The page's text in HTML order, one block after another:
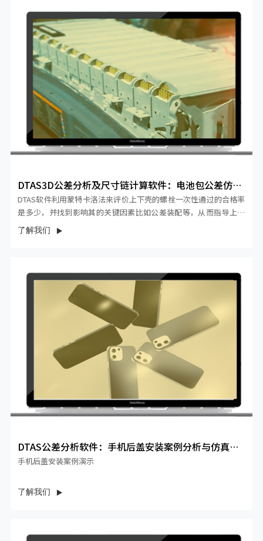
DTAS3D公差分析及尺寸链计算软件：电池包公差仿真
分析案例
DTAS软件利用蒙特卡洛法来评价上下壳的螺栓一次性通过的合格率
是多少，并找到影响其的关键因素比如公差装配等，从而指导上下
壳体的公差设计及工艺设计等。
了解我们
DTAS公差分析软件：手机后盖安装案例分析与仿真优
化
手机后盖安装案例演示
了解我们